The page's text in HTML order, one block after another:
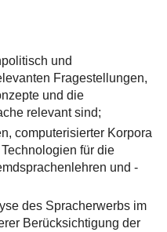
und
Fragestellungen,
und die
relevant sind;
computerisierter Korpora
für die
und -
des Spracherwerbs im
Berücksichtigung der